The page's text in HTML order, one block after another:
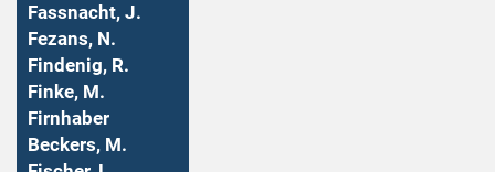
Fassnacht, J.
Fezans, N.
Findenig, R.
Finke, M.
Firnhaber
Beckers, M.